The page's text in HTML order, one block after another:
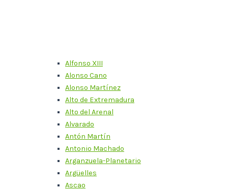
Alfonso XIII
Alonso Cano
Alonso Martínez
Alto de Extremadura
Alto del Arenal
Alvarado
Antón Martín
Antonio Machado
Arganzuela-Planetario
Argüelles
Ascao